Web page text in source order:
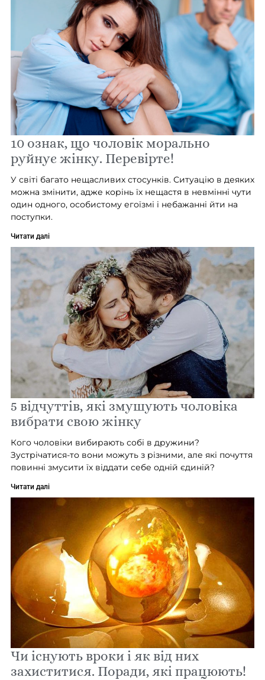
10 ознак, що чоловік морально
руйнує жінку. Перевірте!
У світі багато нещасливих стосунків. Ситуацію в деяких
можна змінити, адже корінь їх нещастя в невмінні чути
один одного, особистому егоїзмі і небажанні йти на
поступки.
Читати далі
5 відчуттів, які змушують чоловіка
вибрати свою жінку
Кого чоловіки вибирають собі в дружини?
Зустрічатися-то вони можуть з різними, але які почуття
повинні змусити їх віддати себе одній єдиній?
Читати далі
Чи існують вроки і як від них
захиститися. Поради, які працюють!